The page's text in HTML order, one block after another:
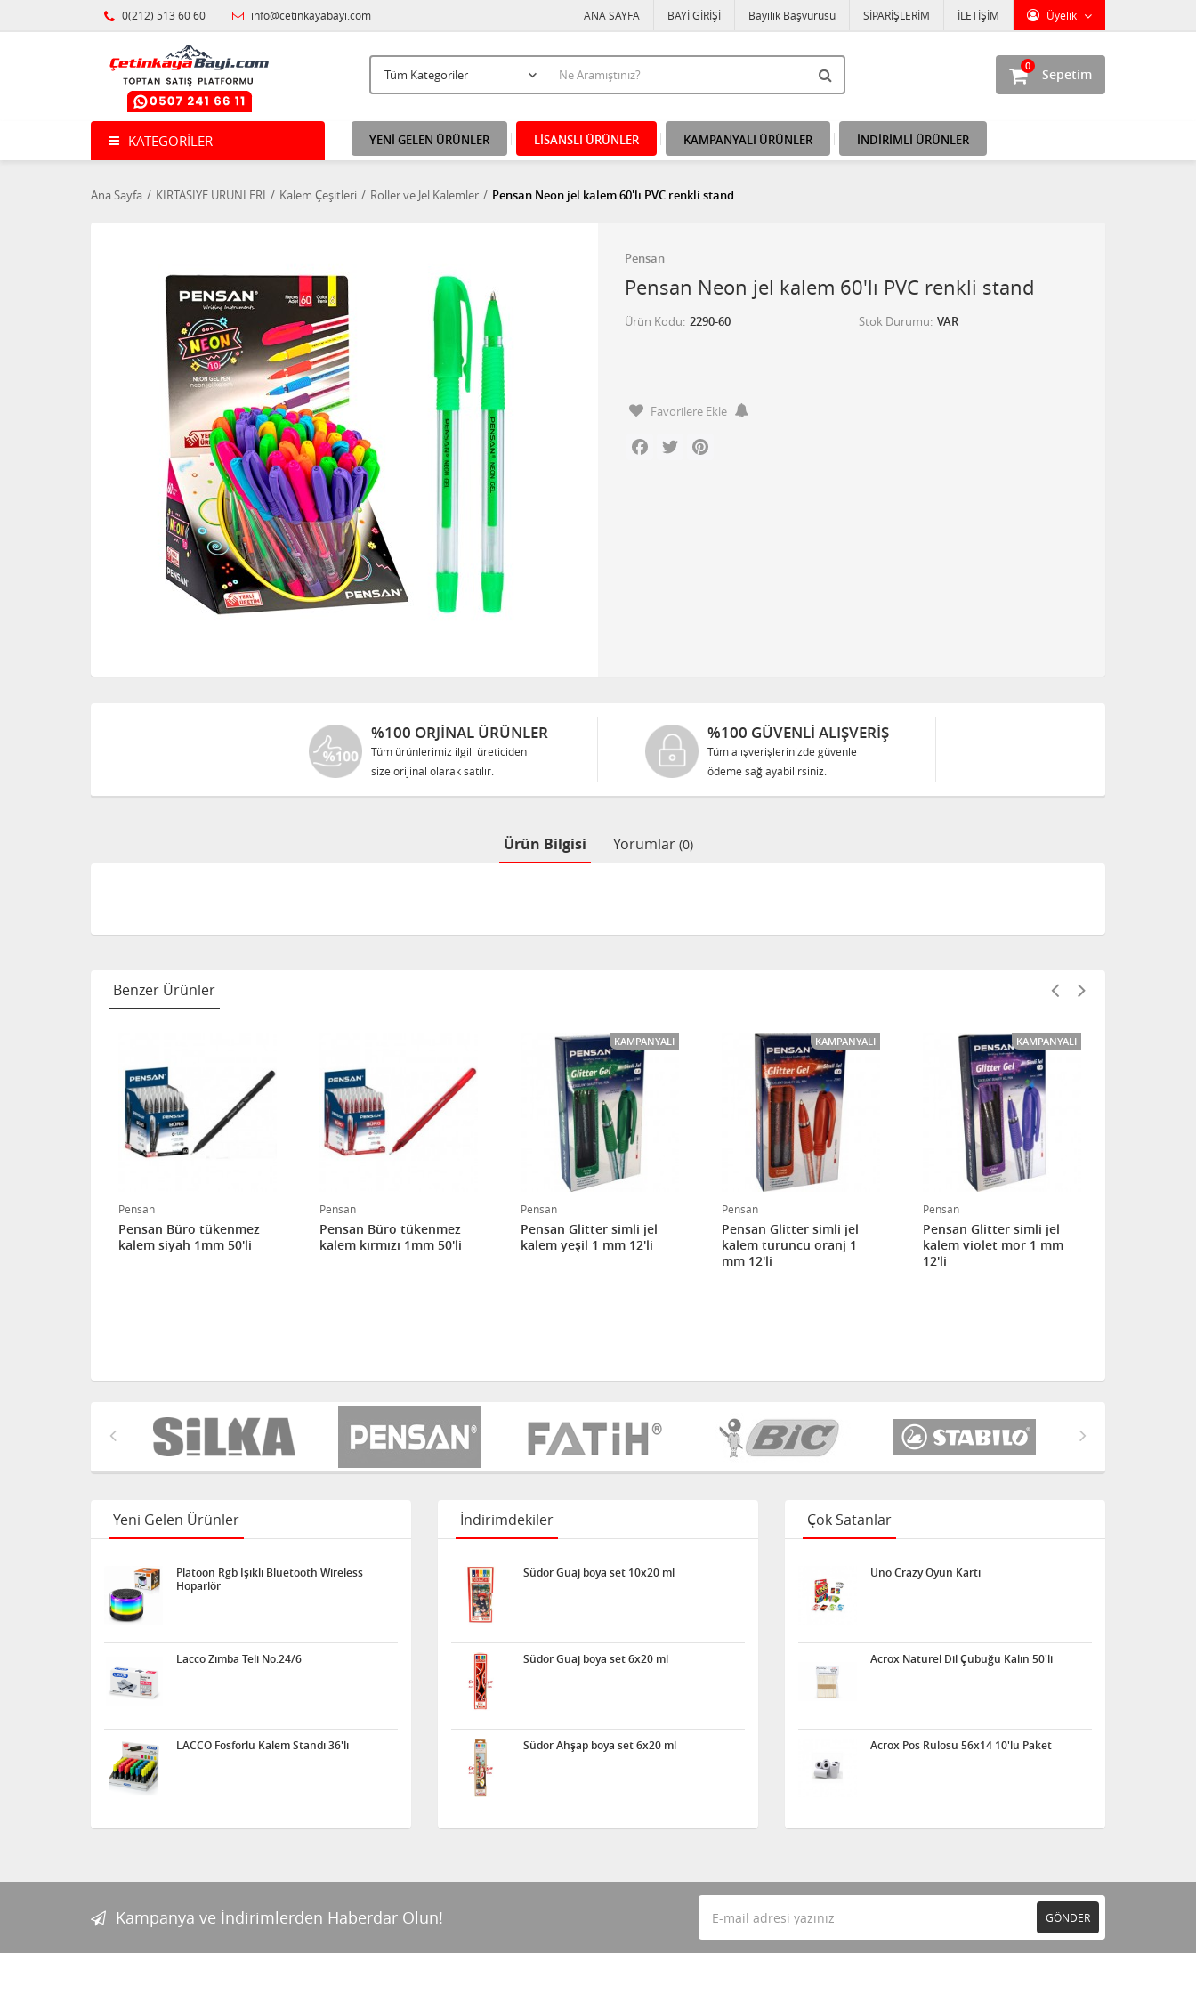
0(212) 513 60 60 info@cetinkayabayi.com Üyelik
ANA SAYFA BAYİ GİRİŞİ Bayilik Başvurusu SİPARİŞLERİM İLETİŞİM
Sepetim
0
KATEGORILER YENİ GELEN ÜRÜNLER LİSANSLI ÜRÜNLER KAMPANYALI ÜRÜNLER İNDİRİMLİ ÜRÜNLER
Ana Sayfa KIRTASİYE ÜRÜNLERİ Kalem Çeşitleri Roller ve Jel Kalemler Pensan Neon jel kalem 60'lı PVC renkli stand
Pensan
Pensan Neon jel kalem 60'lı PVC renkli stand
Ürün Kodu 2290-60 Stok Durumu VAR
Favorilere Ekle
Facebook
Twitter
%100 ORJINAL ÜRÜNLER
Tüm ürünlerimiz ilgili üreticiden
size orijinal olarak satılır.
%100 GÜVENLİ ALIŞVERİŞ
Tüm alışverişlerinizde güvenle
ödeme sağlayabilirsiniz.
Ürün Bilgisi Yorumlar (0)
Benzer Ürünler
Pensan
Pensan Büro tükenmez
kalem siyah 1mm 50'li
Pensan
Pensan Büro tükenmez
kalem kırmızı 1mm 50'li
KAMPANYALI
Pensan
Pensan Glitter simli jel
kalem yeşil 1 mm 12'li
KAMPANYALI
Pensan
Pensan Glitter simli jel
kalem turuncu oranj 1
mm 12'li
KAMPANYALI
Pensan
Pensan Glitter simli jel
kalem violet mor 1 mm
12'li
Yeni Gelen Ürünler
Platoon Rgb Işıklı Bluetooth Wireless
Hoparlör
Lacco Zımba Teli No:24/6
LACCO Fosforlu Kalem Standı 36'lı
İndirimdekiler
Südor Guaj boya set 10x20 ml
Südor Guaj boya set 6x20 ml
Südor Ahşap boya set 6x20 ml
Çok Satanlar
Uno Crazy Oyun Kartı
Acrox Naturel Dil Çubuğu Kalın 50'li
Acrox Pos Rulosu 56x14 10'lu Paket
Kampanya ve İndirimlerden Haberdar Olun! GÖNDER